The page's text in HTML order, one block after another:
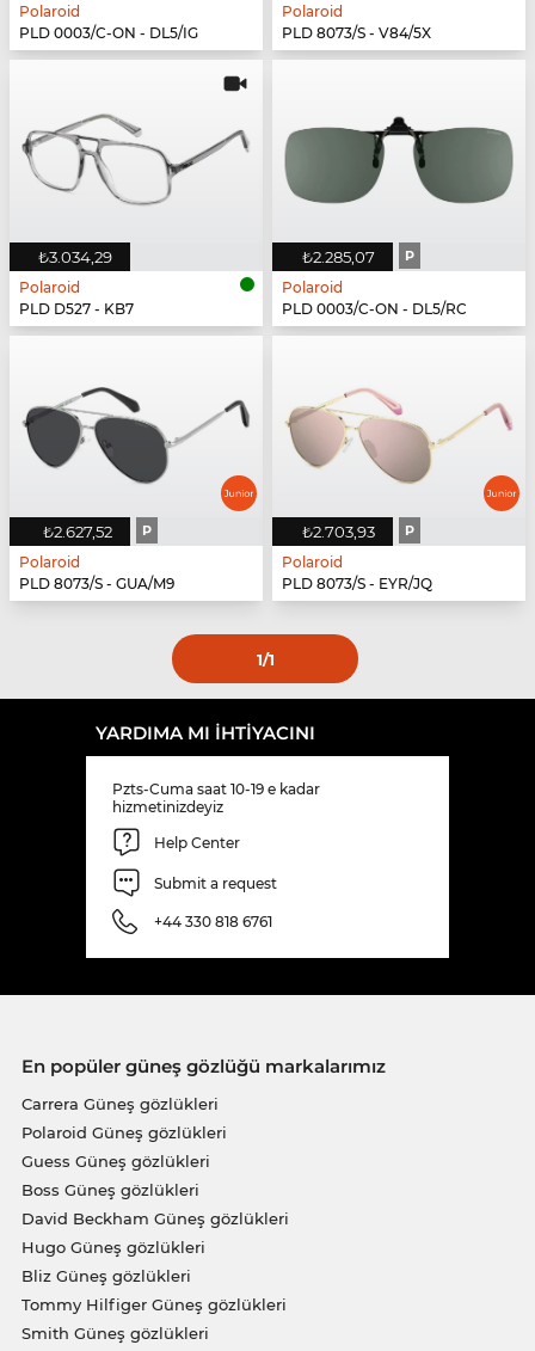
Polaroid
PLD 0003/C-ON - DL5/IG
Polaroid
PLD 8073/S - V84/5X
₺3.034,29
Polaroid
PLD D527 - KB7
₺2.285,07 P
Polaroid
PLD 0003/C-ON - DL5/RC
₺2.627,52 P
Polaroid
PLD 8073/S - GUA/M9
₺2.703,93 P
Polaroid
PLD 8073/S - EYR/JQ
1/1
YARDIMA MI IHTIYACINI
Pzts-Cuma saat 10-19 e kadar
hizmetinizdeyiz
Help Center
Submit a request
+44 330 818 6761
En popüler güneş gözlüğü markalarımız
Carrera Güneş gözlükleri
Polaroid Güneş gözlükleri
Guess Güneş gözlükleri
Boss Güneş gözlükleri
David Beckham Güneş gözlükleri
Hugo Güneş gözlükleri
Bliz Güneş gözlükleri
Tommy Hilfiger Güneş gözlükleri
Smith Güneş gözlükleri